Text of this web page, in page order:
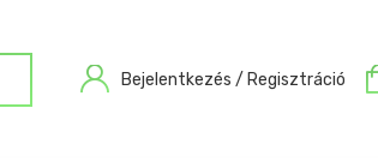
Bejelentkezés / Regisztráció